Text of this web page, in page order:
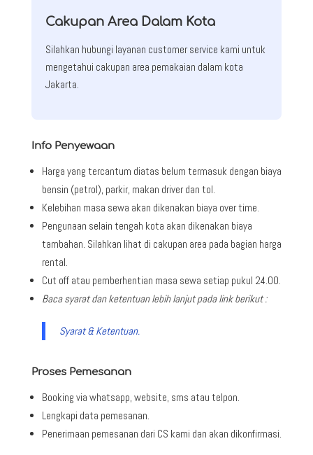
Cakupan Area Dalam Kota
Silahkan hubungi layanan customer service kami untuk
mengetahui cakupan area pemakaian dalam kota
Jakarta.
Info Penyewaan
Harga yang tercantum diatas belum termasuk dengan biaya
bensin (petrol), parkir, makan driver dan tol.
Kelebihan masa sewa akan dikenakan biaya over time.
Pengunaan selain tengah kota akan dikenakan biaya
tambahan. Silahkan lihat di cakupan area pada bagian harga
rental.
Cut off atau pemberhentian masa sewa setiap pukul 24.00.
Baca syarat dan ketentuan lebih lanjut pada link berikut :
Syarat & Ketentuan.
Proses Pemesanan
Booking via whatsapp, website, sms atau telpon.
Lengkapi data pemesanan.
Penerimaan pemesanan dari CS kami dan akan dikonfirmasi.